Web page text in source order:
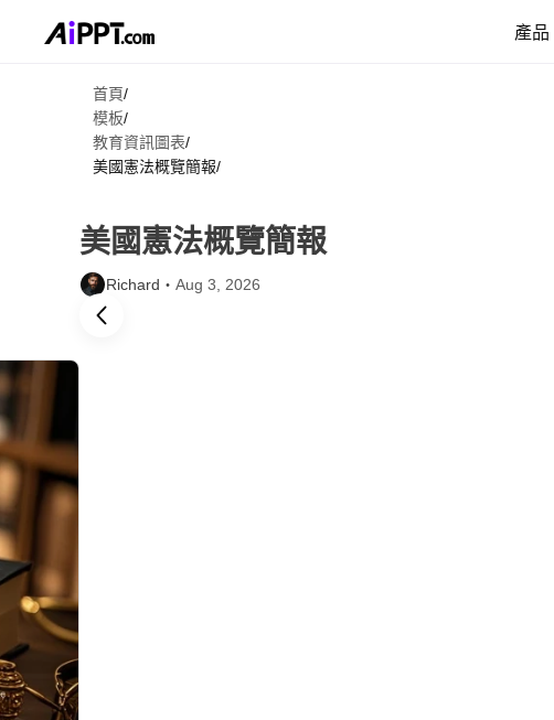
產品
首頁/
模板/
教育資訊圖表/
美國憲法概覽簡報/
美國憲法概覽簡報
Richard・ Aug 3, 2026